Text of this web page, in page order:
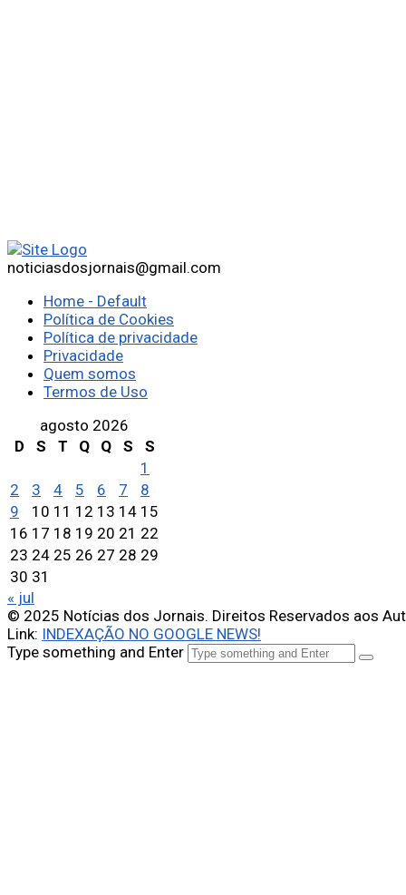
noticiasdosjornais@gmail.com
Home - Default
Política de Cookies
Política de privacidade
Privacidade
Quem somos
Termos de Uso
agosto 2026
D
S T Q Q S
S
1
2
3 4 5 6 7
8
9
10 11 12 13 14 15
16 17 18 19 20 21 22
23 24 25 26 27 28 29
30 31
« jul
© 2025 Notícias dos Jornais. Direitos Reservados aos
Link: INDEXAÇÃO NO GOOGLE NEWS!
Type something and Enter